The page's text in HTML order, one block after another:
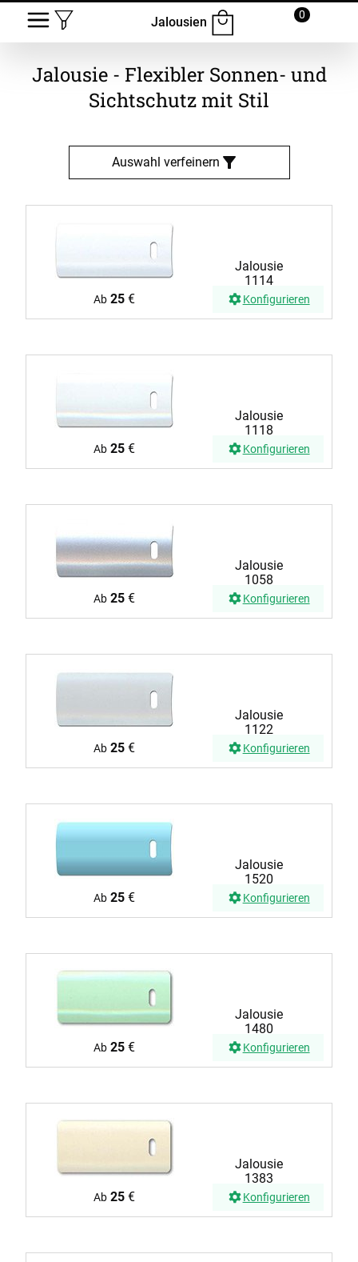
Jalousien
0
Jalousie - Flexibler Sonnen- und
Sichtschutz mit Stil
Auswahl verfeinern
Jalousie
1114
Ab 25€ Konfigurieren
Jalousie
1118
Ab 25€ Konfigurieren
Jalousie
1058
Ab 25€ Konfigurieren
Jalousie
1122
Ab 25€ Konfigurieren
Jalousie
1520
Ab 25€ Konfigurieren
Jalousie
1480
Ab 25€ Konfigurieren
Jalousie
1383
Ab 25€ Konfigurieren